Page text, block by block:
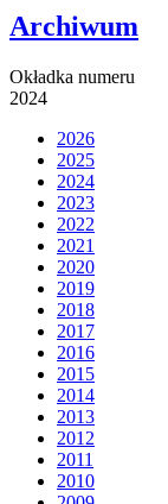
Archiwum
Okładka numeru
2024
2026
2025
2024
2023
2022
2021
2020
2019
2018
2017
2016
2015
2014
2013
2012
2011
2010